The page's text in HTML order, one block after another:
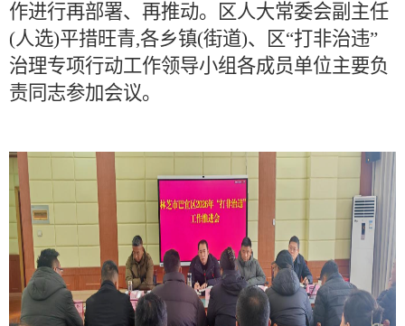
作进行再部署、再推动。区人大常委会副主任
(人选)平措旺青,各乡镇(街道)、区“打非治违”
治理专项行动工作领导小组各成员单位主要负
责同志参加会议。